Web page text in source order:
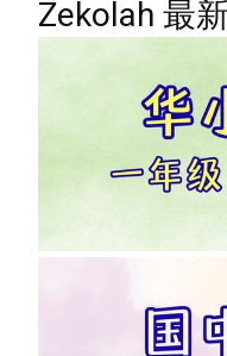
Zekolah 最